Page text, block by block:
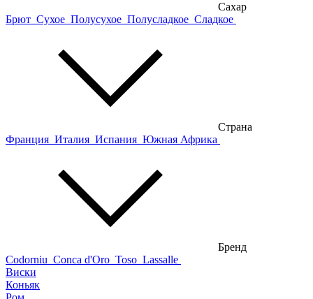
Сахар
Брют Сухое Полусухое Полусладкое Сладкое
Страна
Франция Италия Испания Южная Африка
Бренд
Codorniu Conca d'Oro Toso Lassalle
Виски
Коньяк